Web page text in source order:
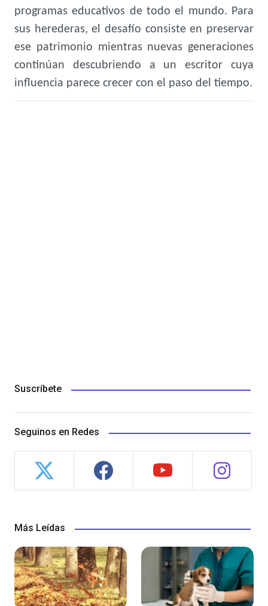
programas educativos de todo el mundo. Para
sus herederas, el desafío consiste en preservar
ese patrimonio mientras nuevas generaciones
continúan descubriendo a un escritor cuya
influencia parece crecer con el paso del tiempo.
Suscríbete
Seguinos en Redes
Más Leídas